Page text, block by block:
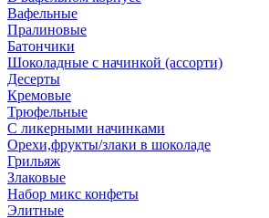
Вафельные
Пралиновые
Батончики
Шоколадные с начинкой (ассорти)
Десерты
Кремовые
Трюфельные
С ликерными начинками
Орехи,фрукты/злаки в шоколаде
Грильяж
Злаковые
Набор микс конфеты
Элитные